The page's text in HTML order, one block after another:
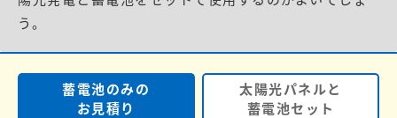
う。
蓄電池のみの
お見積り
太陽光パネルと
蓄電池セット